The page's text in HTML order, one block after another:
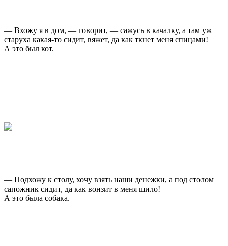
— Вхожу я в дом, — говорит, — сажусь в качалку, а там уж
старуха какая-то сидит, вяжет, да как ткнет меня спицами!
А это был кот.
— Подхожу к столу, хочу взять наши денежки, а под столом
сапожник сидит, да как вонзит в меня шило!
А это была собака.